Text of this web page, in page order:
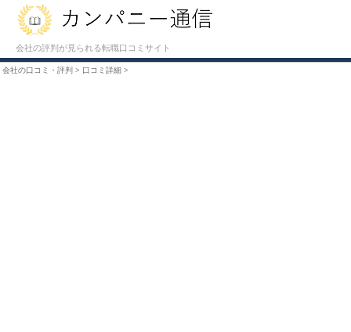
会社の評判が見られる転職口コミサイト
会社の口コミ・評判 > 口コミ詳細 >